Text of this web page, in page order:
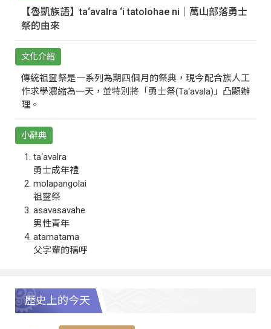
【魯凱族語】ta‘avalra ‘i tatolohae ni｜萬山部落勇士
祭的由來
文化介紹
傳統祖靈祭是一系列為期四個月的祭典，現今配合族人工
作求學濃縮為一天，並特別將「勇士祭(Ta‘avala)」凸顯辦
理。
小辭典
ta‘avalra
勇士成年禮
molapangolai
祖靈祭
asavasavahe
男性青年
atamatama
父字輩的稱呼
歷史上的今天